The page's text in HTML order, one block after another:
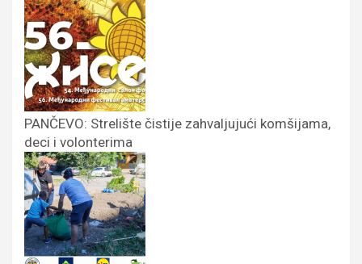
PANČEVO: Strelište čistije zahvaljujući komšijama,
deci i volonterima